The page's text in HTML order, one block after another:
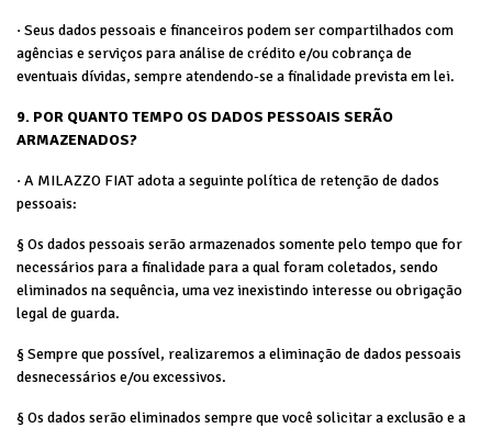
· Seus dados pessoais e financeiros podem ser compartilhados com
agências e serviços para análise de crédito e/ou cobrança de
eventuais dívidas, sempre atendendo-se a finalidade prevista em lei.
9. POR QUANTO TEMPO OS DADOS PESSOAIS SERÃO
ARMAZENADOS?
· A MILAZZO FIAT adota a seguinte política de retenção de dados
pessoais:
§ Os dados pessoais serão armazenados somente pelo tempo que for
necessários para a finalidade para a qual foram coletados, sendo
eliminados na sequência, uma vez inexistindo interesse ou obrigação
legal de guarda.
§ Sempre que possível, realizaremos a eliminação de dados pessoais
desnecessários e/ou excessivos.
§ Os dados serão eliminados sempre que você solicitar a exclusão e a